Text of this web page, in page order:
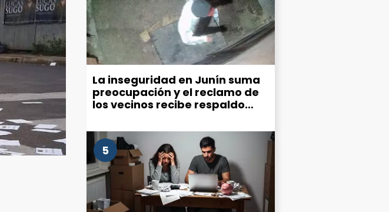
La inseguridad en Junín suma
preocupación y el reclamo de
los vecinos recibe respaldo
5